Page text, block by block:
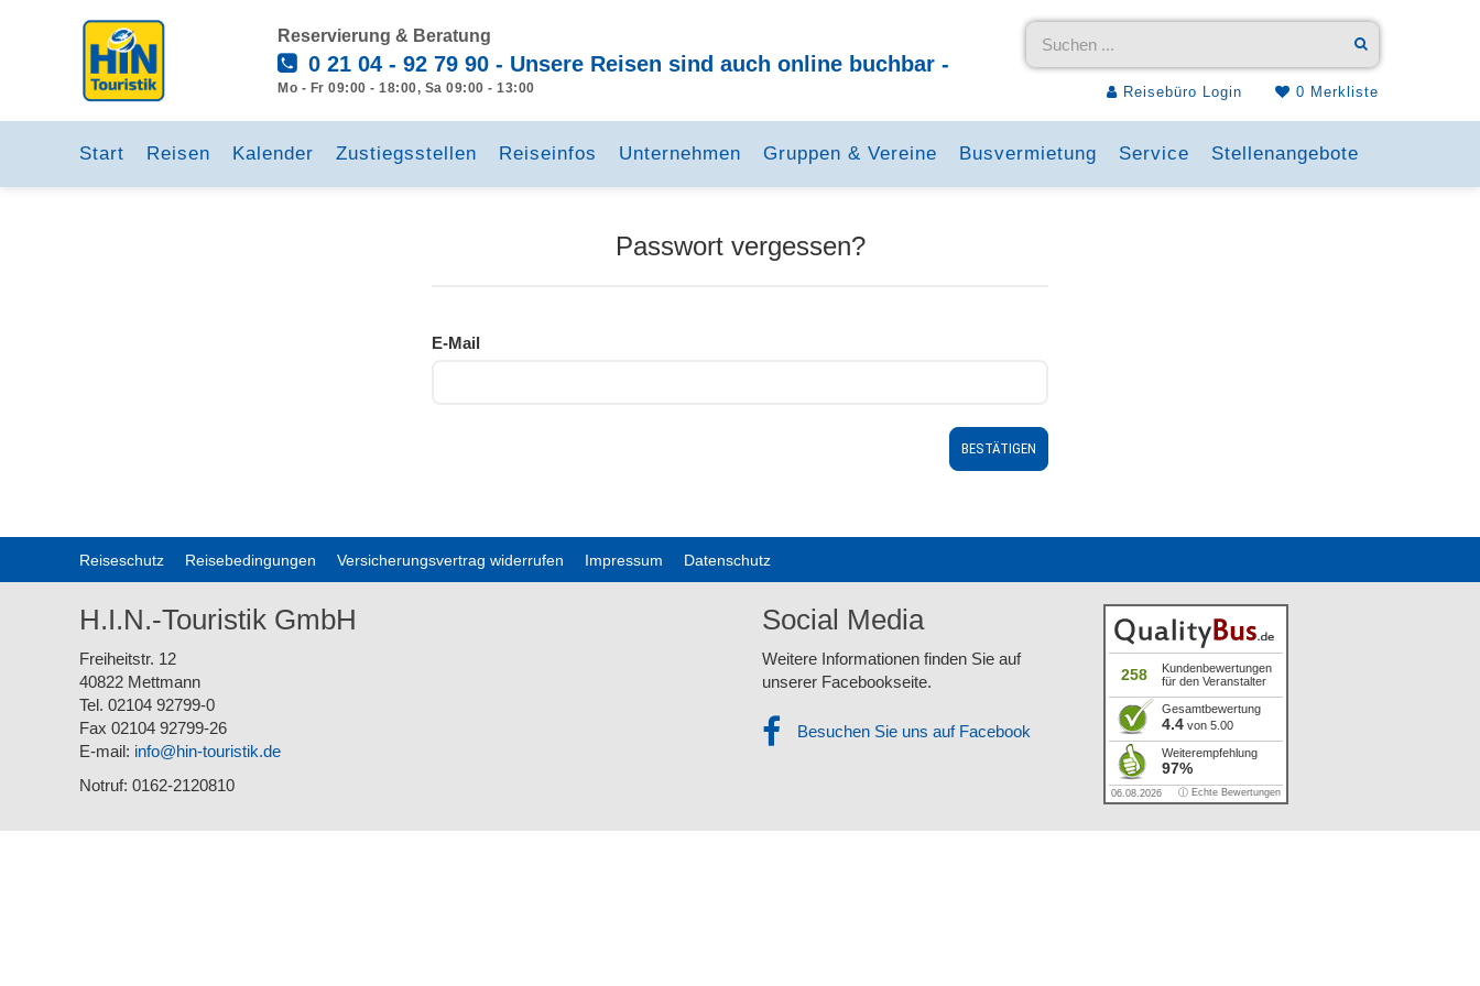
0 Merkliste
Reisebüro Login
Reservierung & Beratung
0 21 04 - 92 79 90 - Unsere Reisen sind auch online buchbar -
Mo - Fr 09:00 - 18:00, Sa 09:00 - 13:00
Start Reisen Kalender Zustiegsstellen Reiseinfos Unternehmen Gruppen & Vereine Busvermietung Service Stellenangebote
Passwort vergessen?
E-Mail
Reiseschutz Reisebedingungen Versicherungsvertrag widerrufen Impressum Datenschutz
H.I.N.-Touristik GmbH
Freiheitstr. 12
40822 Mettmann
Tel. 02104 92799-0
Fax 02104 92799-26
E-mail: info@hin-touristik.de
Notruf: 0162-2120810
Social Media
Weitere Informationen finden Sie auf
unserer Facebookseite.
Besuchen Sie uns auf Facebook
258
Kundenbewertungen
für den Veranstalter
Gesamtbewertung
4.4 von 5.00
Weiterempfehlung
97%
06.08.2026 ⓘ Echte Bewertungen